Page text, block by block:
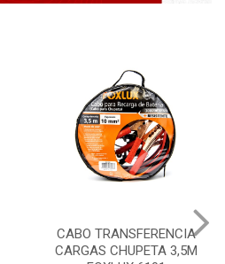
CHAVE DE RODA TIPO CRUZ
17X19X21X23 FOX 4513